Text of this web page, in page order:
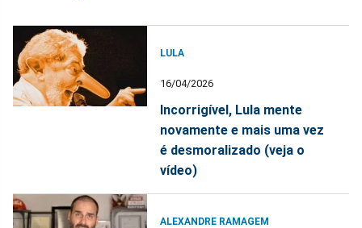
LULA
16/04/2026
Incorrigível, Lula mente
novamente e mais uma vez
é desmoralizado (veja o
vídeo)
ALEXANDRE RAMAGEM